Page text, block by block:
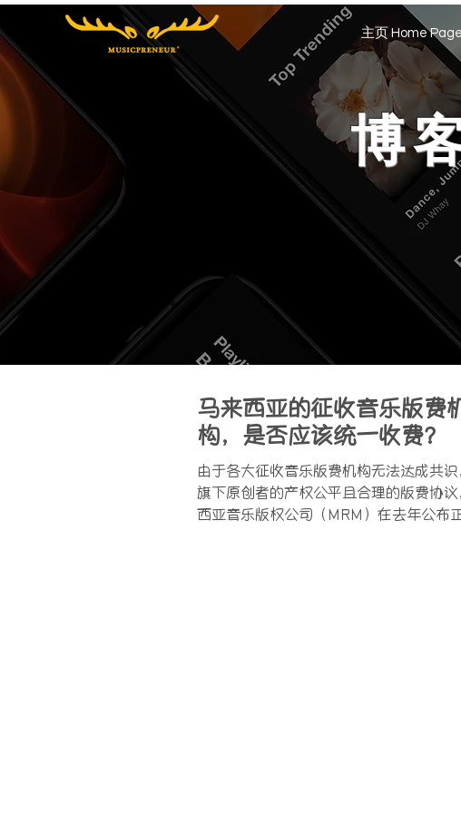
主页 Home Page
博
马来西亚的征收音乐版费
构，是否应该统一收费？
由于各大征收音乐版费机构无法达成共
旗下原创者的产权公平且合理的版费协
西亚音乐版权公司（MRM）在去年公布